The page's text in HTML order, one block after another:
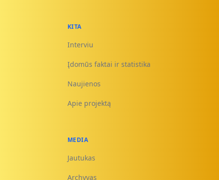
KITA
Interviu
Įdomūs faktai ir statistika
Naujienos
Apie projektą
MEDIA
Jautukas
Archyvas